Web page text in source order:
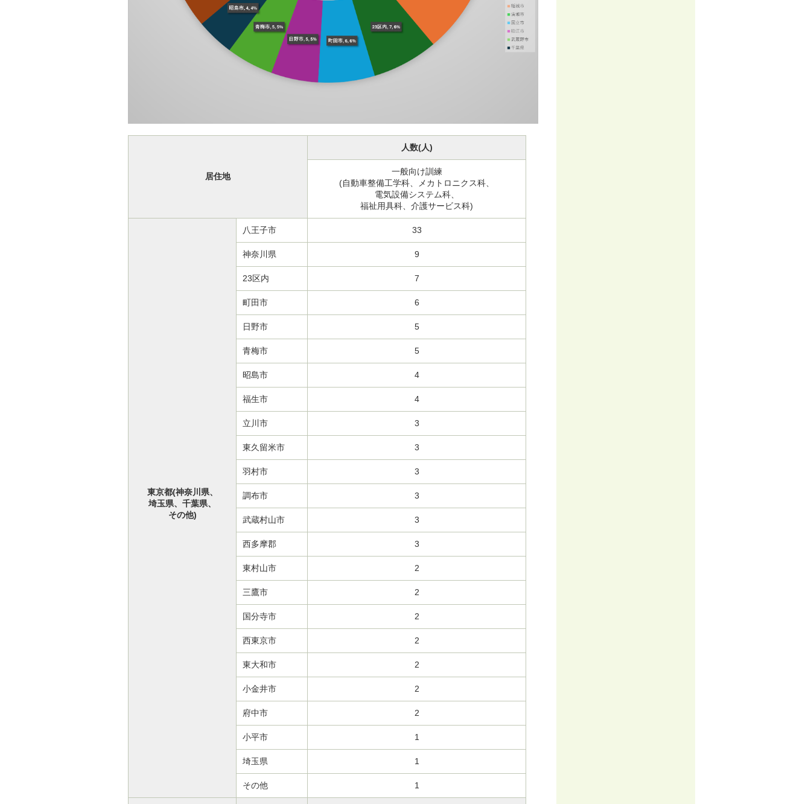
居住地
人数(人)
一般向け訓練
(自動車整備工学科、メカトロニクス科、
電気設備システム科、
福祉用具科、介護サービス科)
東京都(神奈川県、
埼玉県、千葉県、
その他)
八王子市 33
神奈川県 9
23区内 7
町田市 6
日野市 5
青梅市 5
昭島市 4
福生市 4
立川市 3
東久留米市 3
羽村市 3
調布市 3
武蔵村山市 3
西多摩郡 3
東村山市 2
三鷹市 2
国分寺市 2
西東京市 2
東大和市 2
小金井市 2
府中市 2
小平市 1
埼玉県 1
その他 1